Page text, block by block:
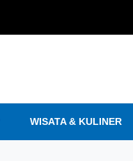
WISATA & KULINER